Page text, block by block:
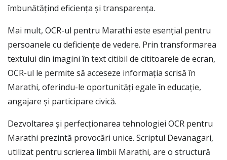
îmbunătățind eficiența și transparența.
Mai mult, OCR-ul pentru Marathi este esențial pentru
persoanele cu deficiențe de vedere. Prin transformarea
textului din imagini în text citibil de cititoarele de ecran,
OCR-ul le permite să acceseze informația scrisă în
Marathi, oferindu-le oportunități egale în educație,
angajare și participare civică.
Dezvoltarea și perfecționarea tehnologiei OCR pentru
Marathi prezintă provocări unice. Scriptul Devanagari,
utilizat pentru scrierea limbii Marathi, are o structură